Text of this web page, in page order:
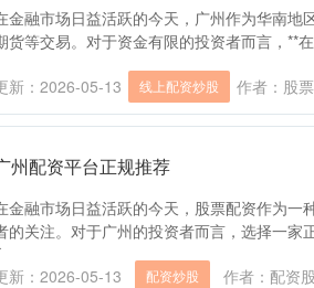
金融市场日益活跃的今天，广州作为华南地
货等交易。对于资金有限的投资者而言，**
新：2026-05-13 线上配资炒股 作者：股
州配资平台正规推荐
金融市场日益活跃的今天，股票配资作为一
的关注。对于广州的投资者而言，选择一家
文....
新：2026-05-13
配资炒股 作者：配资